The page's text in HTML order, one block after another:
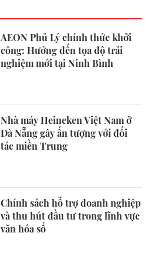
AEON Phủ Lý chính thức khởi
công: Hướng đến tọa độ trải
nghiệm mới tại Ninh Bình
Nhà máy Heineken Việt Nam ở
Đà Nẵng gây ấn tượng với đối
tác miền Trung
Chính sách hỗ trợ doanh nghiệp
và thu hút đầu tư trong lĩnh vực
văn hóa số